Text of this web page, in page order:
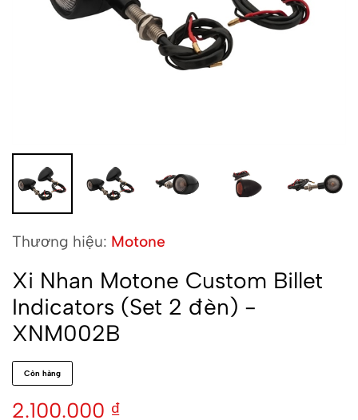
Thương hiệu: Motone
Xi Nhan Motone Custom Billet
Indicators (Set 2 đèn) -
XNM002B
Còn hàng
2.100.000 ₫